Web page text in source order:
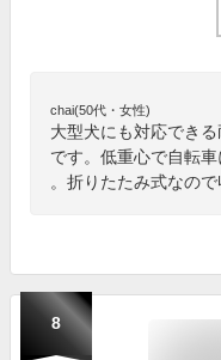
chai(50代・女性)
大型犬にも対応でき
です。低重心で自転
。折りたたみ式なの
8